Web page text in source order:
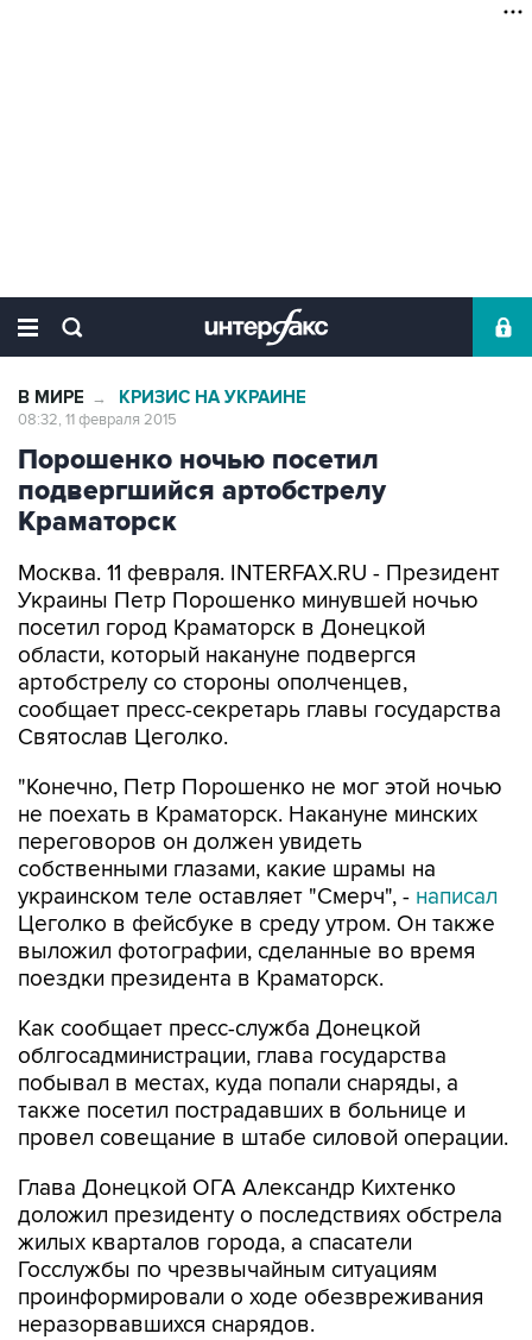
В МИРЕ → КРИЗИС НА УКРАИНЕ
08:32, 11 февраля 2015
Порошенко ночью посетил
подвергшийся артобстрелу
Краматорск
Москва. 11 февраля. INTERFAX.RU - Президент
Украины Петр Порошенко минувшей ночью
посетил город Краматорск в Донецкой
области, который накануне подвергся
артобстрелу со стороны ополченцев,
сообщает пресс-секретарь главы государства
Святослав Цеголко.
"Конечно, Петр Порошенко не мог этой ночью
не поехать в Краматорск. Накануне минских
переговоров он должен увидеть
собственными глазами, какие шрамы на
украинском теле оставляет "Смерч", - написал
Цеголко в фейсбуке в среду утром. Он также
выложил фотографии, сделанные во время
поездки президента в Краматорск.
Как сообщает пресс-служба Донецкой
облгосадминистрации, глава государства
побывал в местах, куда попали снаряды, а
также посетил пострадавших в больнице и
провел совещание в штабе силовой операции.
Глава Донецкой ОГА Александр Кихтенко
доложил президенту о последствиях обстрела
жилых кварталов города, а спасатели
Госслужбы по чрезвычайным ситуациям
проинформировали о ходе обезвреживания
неразорвавшихся снарядов.